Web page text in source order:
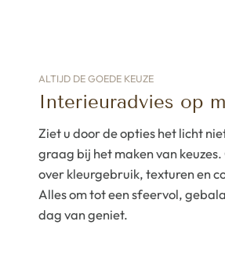
ALTIJD DE GOEDE KEUZE
Interieuradvies op
Ziet u door de opties het licht
graag bij het maken van
over kleurgebruik, texturen en
Alles om tot een sfeervol,
dag van geniet.